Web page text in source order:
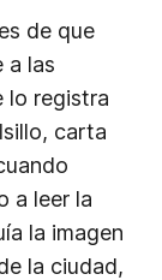
de que
a las
lo registra
carta
a leer la
la imagen
la ciudad,